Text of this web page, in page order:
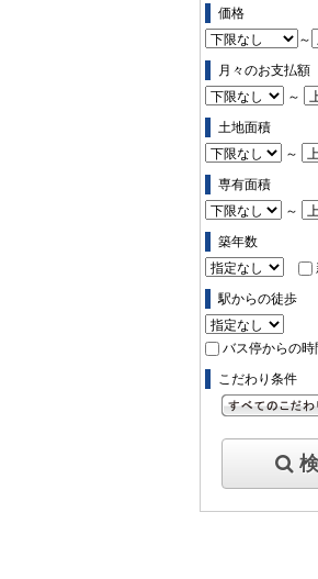
価格
～
月々のお支払額
～
土地面積
～
専有面積
～
築年数
駅からの徒歩
バス停からの時
こだわり条件